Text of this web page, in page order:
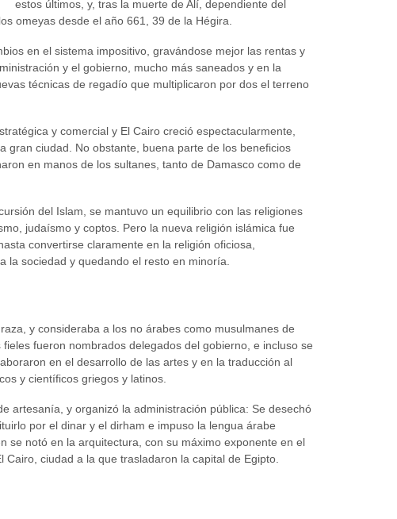
estos últimos, y, tras la muerte de Alí, dependiente del
omeyas desde el año 661, 39 de la Hégira.
en el sistema impositivo, gravándose mejor las rentas y
y el gobierno, mucho más saneados y en la
técnicas de regadío que multiplicaron por dos el terreno
y comercial y El Cairo creció espectacularmente,
gran ciudad. No obstante, buena parte de los beneficios
en manos de los sultanes, tanto de Damasco como de
del Islam, se mantuvo un equilibrio con las religiones
judaísmo y coptos. Pero la nueva religión islámica fue
convertirse claramente en la religión oficiosa,
la sociedad y quedando el resto en minoría.
y consideraba a los no árabes como musulmanes de
fueron nombrados delegados del gobierno, e incluso se
en el desarrollo de las artes y en la traducción al
y científicos griegos y latinos.
artesanía, y organizó la administración pública: Se desechó
por el dinar y el dirham e impuso la lengua árabe
se notó en la arquitectura, con su máximo exponente en el
Cairo, ciudad a la que trasladaron la capital de Egipto.